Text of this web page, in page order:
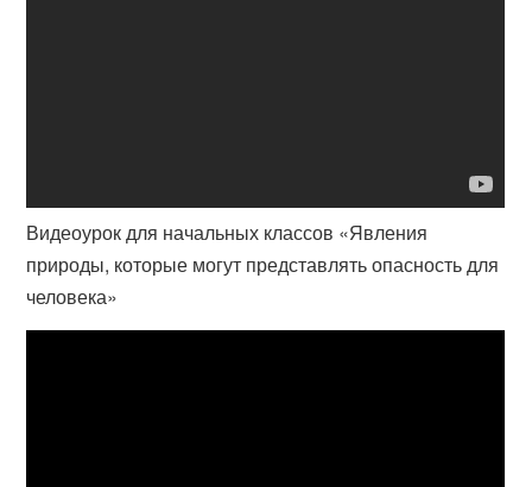
Видеоурок для начальных классов «Явления
природы, которые могут представлять опасность для
человека»